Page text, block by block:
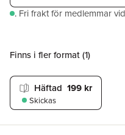
. Fri frakt för medlemmar
Finns i fler format (1)
Häftad 199 kr
Skickas